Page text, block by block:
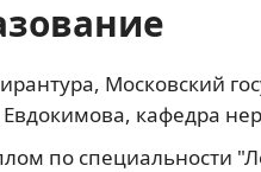
Московский
кафедра
по специальности